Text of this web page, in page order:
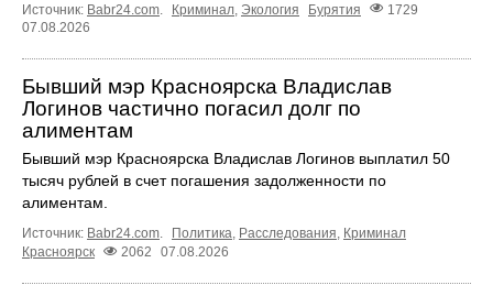
Источник: Babr24.com Криминал Экология Бурятия
1729
07.08.2026
Бывший мэр Красноярска Владислав
Логинов частично погасил долг по
алиментам
Бывший мэр Красноярска Владислав Логинов выплатил 50
тысяч рублей в счет погашения задолженности по
алиментам.
Источник: Babr24.com Политика Расследования Криминал
Красноярск
2062 07.08.2026